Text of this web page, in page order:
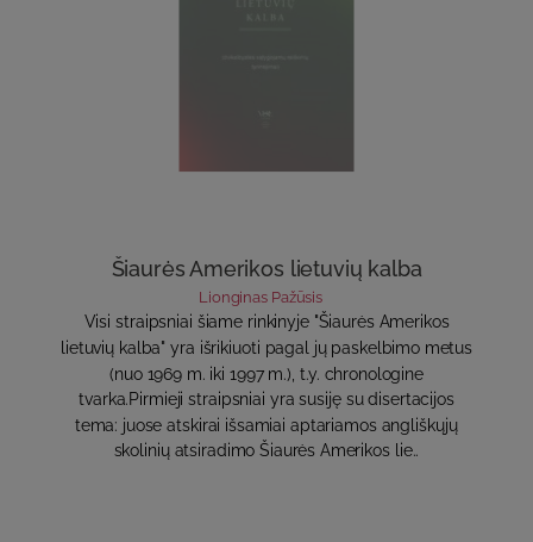
Šiaurės Amerikos lietuvių kalba
Lionginas Pažūsis
Visi straipsniai šiame rinkinyje "Šiaurės Amerikos
lietuvių kalba" yra išrikiuoti pagal jų paskelbimo metus
(nuo 1969 m. iki 1997 m.), t.y. chronologine
tvarka.Pirmieji straipsniai yra susiję su disertacijos
tema: juose atskirai išsamiai aptariamos angliškųjų
skolinių atsiradimo Šiaurės Amerikos lie..